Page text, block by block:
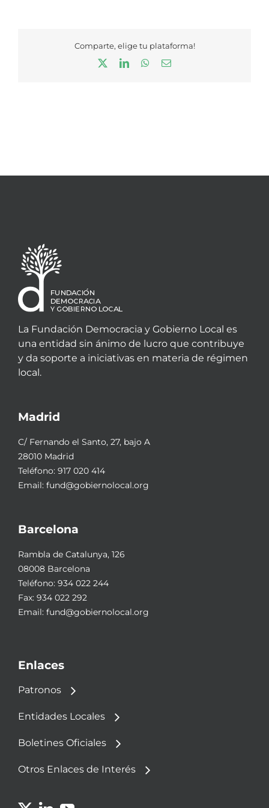
Comparte, elige tu plataforma!
LinkedInWhatsApp
Correo
La Fundación Democracia y Gobierno Local es
una entidad sin ánimo de lucro que contribuye
y da soporte a iniciativas en materia de régimen
local.
Madrid
C/ Fernando el Santo, 27, bajo A
28010 Madrid
Teléfono: 917 020 414
Email: fund@gobiernolocal.org
Barcelona
Rambla de Catalunya, 126
08008 Barcelona
Teléfono: 934 022 244
Fax: 934 022 292
Email: fund@gobiernolocal.org
Enlaces
Patronos
Entidades Locales
Boletines Oficiales
Otros Enlaces de Interés